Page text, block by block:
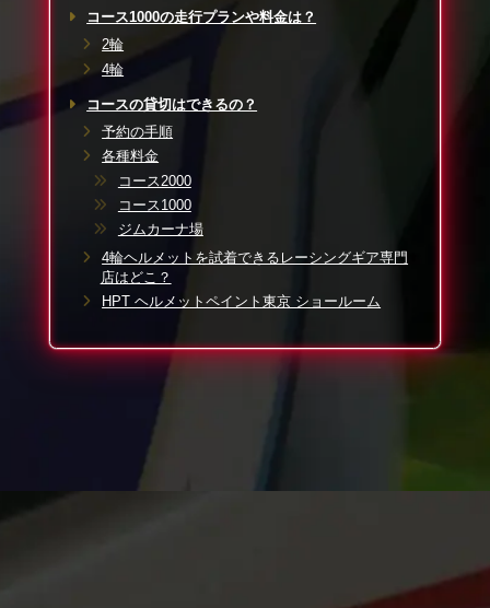
／RX-7／NSX等
★RWD、過給器なしで排気量2000cc以上の車輌
BRZ／86／S2000／RX-8／アルテッツァ／エリーゼ／ロード
スター（NC）等
★RWD、過給器なしで排気量1500cc以上の車輌
AE86／ロードスター（NA／NB／ND）等
★FWD車輌
スイフト（ZC33S）／シビック／インテグラ／セリカ／AE92
～111／ミラージュ／プレリュード等
★コンパクトカー
スイフト（ZC32Sまで）／ヴィッツ／フィット／マーチ／ス
カレンダーはホームページから確認できますので、要チェッ
コース1000の走行プランや料金は？
2輪
4輪
コースの貸切はできるの？
予約の手順
各種料金
コース2000
コース1000
ジムカーナ場
4輪ヘルメットを試着できるレーシングギア専門
店はどこ？
HPT ヘルメットペイント東京 ショールーム